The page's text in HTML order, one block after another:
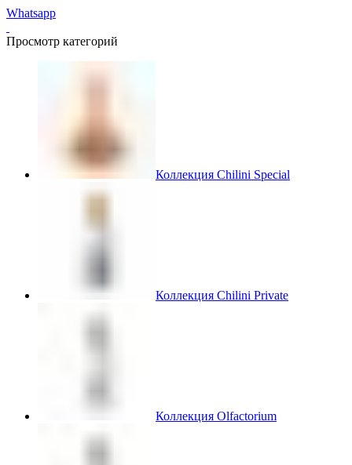
Whatsapp
Просмотр категорий
Коллекция Chilini Special
Коллекция Chilini Private
Коллекция Olfactorium